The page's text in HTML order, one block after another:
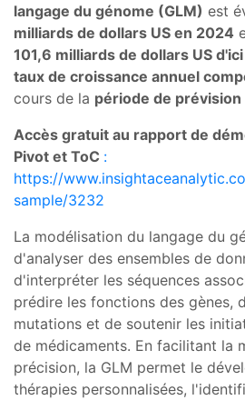
langage du génome (GLM) est
milliards de dollars US en 2024
101,6 milliards de dollars US
taux de croissance annuel
cours de la période de
Accès gratuit au rapport de
Pivot et ToC :
https://
sample/3232
La modélisation du langage du
d'analyser des ensembles de
d'interpréter les séquences
prédire les fonctions des gènes,
mutations et de soutenir les
de médicaments. En facilitant la
précision, la GLM permet le
thérapies personnalisées,